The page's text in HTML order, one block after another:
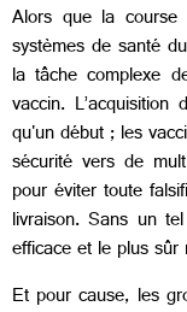
Alors que la
systèmes de santé
la tâche complexe
vaccin.
qu'un début ; les
sécurité vers de
pour éviter toute
livraison. Sans un
efficace et le plus
Et pour cause, les